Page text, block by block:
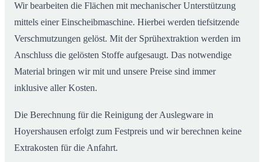
Wir bearbeiten die Flächen mit mechanischer Unterstützung
mittels einer Einscheibmaschine. Hierbei werden tiefsitzende
Verschmutzungen gelöst. Mit der Sprühextraktion werden im
Anschluss die gelösten Stoffe aufgesaugt. Das notwendige
Material bringen wir mit und unsere Preise sind immer
inklusive aller Kosten.
Die Berechnung für die Reinigung der Auslegware in
Hoyershausen erfolgt zum Festpreis und wir berechnen keine
Extrakosten für die Anfahrt.